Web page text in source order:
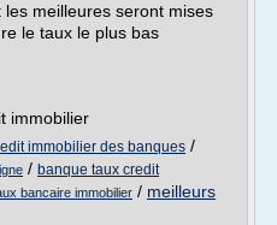
meilleures seront mises
le taux le plus bas
immobilier
immobilier des banques /
/ banque taux credit
bancaire immobilier / meilleurs